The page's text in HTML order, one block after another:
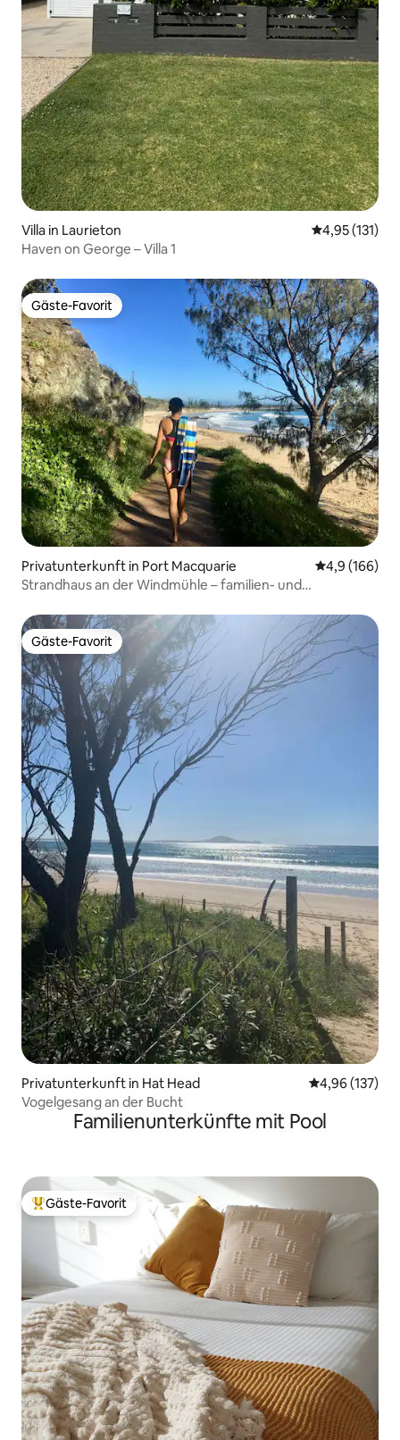
Villa in Laurieton
4,95 (131)
Haven on George – Villa 1
Gäste-Favorit
Gäste-Favorit
Privatunterkunft in Port Macquarie
4,9 (166)
Strandhaus an der Windmühle – familien- und
Gäste-Favorit
Gäste-Favorit
Privatunterkunft in Hat Head
4,96 (137)
Vogelgesang an der Bucht
Familienunterkünfte mit Pool
Beliebter Gäste-Favorit.
Gäste-Favorit